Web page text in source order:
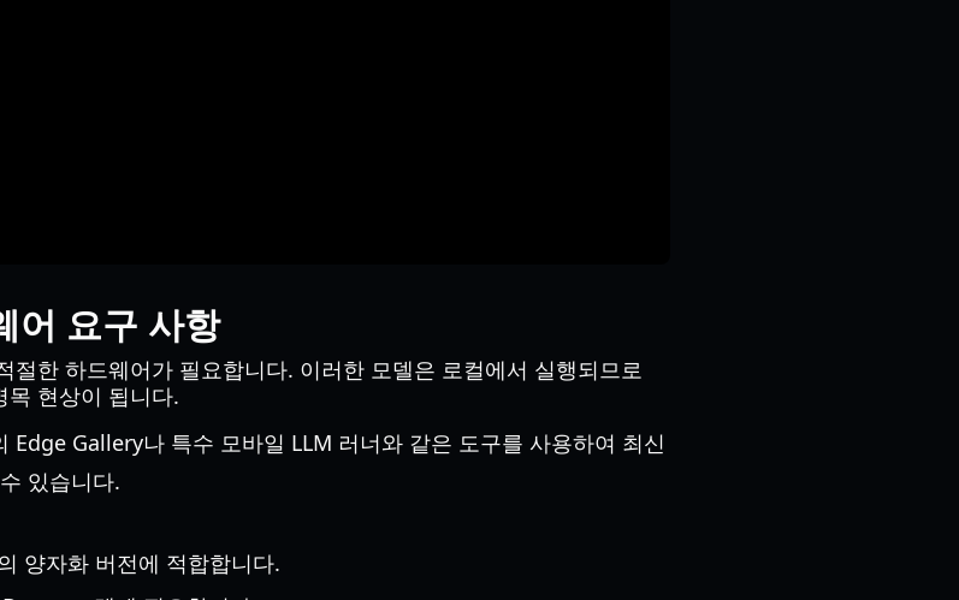
어 요구 사항
절한 하드웨어가 필요합니다. 이러한 모델은 로컬에서 실행되므로
목 현상이 됩니다.
Edge Gallery나 특수 모바일 LLM 러너와 같은 도구를 사용하여 최신
있습니다.
양자화 버전에 적합합니다.